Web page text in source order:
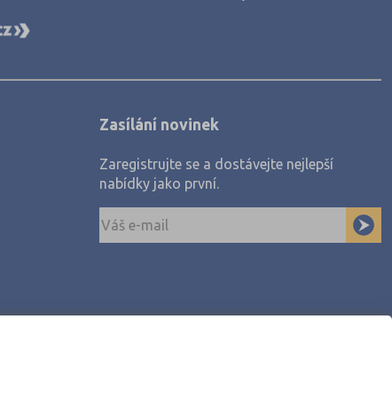
Zasílání novinek
Zaregistrujte se a dostávejte nejlepší
nabídky jako první.